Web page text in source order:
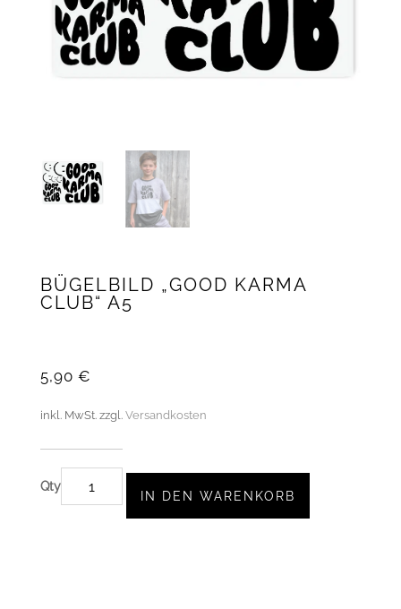
BÜGELBILD „GOOD KARMA
CLUB“ A5
5,90 €
inkl. MwSt. zzgl. Versandkosten
BÜGELBILD
IN DEN WARENKORB